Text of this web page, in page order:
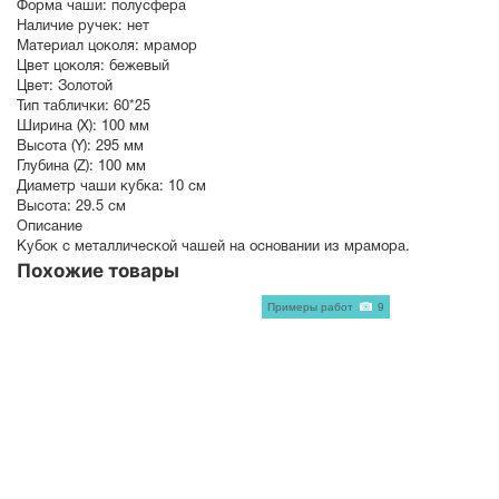
Форма чаши: полусфера
Наличие ручек: нет
Материал цоколя: мрамор
Цвет цоколя: бежевый
Цвет: Золотой
Тип таблички: 60*25
Ширина (X): 100 мм
Высота (Y): 295 мм
Глубина (Z): 100 мм
Диаметр чаши кубка: 10 см
Высота: 29.5 см
Описание
Кубок с металлической чашей на основании из мрамора.
Похожие товары
Примеры работ 9